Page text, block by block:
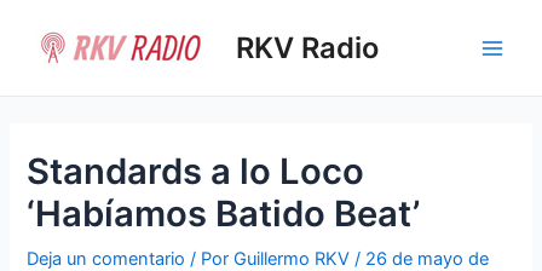
contenido
RKV Radio
Standards a lo Loco
‘Habíamos Batido Beat’
Deja un comentario / PorGuillermo RKV/ 26 de mayo de